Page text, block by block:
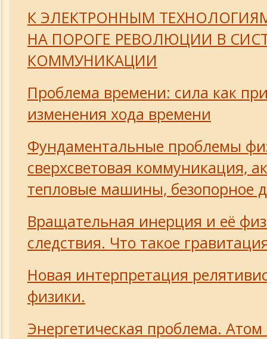
К ЭЛЕКТРОННЫМ ТЕХНОЛОГИЯМ
НА ПОРОГЕ РЕВОЛЮЦИИ В
КОММУНИКАЦИИ
Проблема времени: сила как
изменения хода времени
Фундаментальные проблемы
сверхсветовая коммуникация,
тепловые машины, безопорное
Вращательная инерция и её
следствия. Что такое
Новая интерпретация
физики.
Энергетическая проблема. Атом